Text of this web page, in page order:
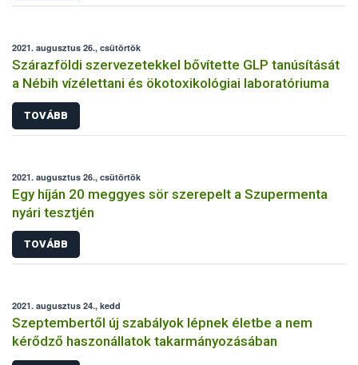
2021. augusztus 26., csütörtök
Szárazföldi szervezetekkel bővítette GLP tanúsítását
a Nébih vízélettani és ökotoxikológiai laboratóriuma
TOVÁBB
2021. augusztus 26., csütörtök
Egy híján 20 meggyes sör szerepelt a Szupermenta
nyári tesztjén
TOVÁBB
2021. augusztus 24., kedd
Szeptembertől új szabályok lépnek életbe a nem
kérődző haszonállatok takarmányozásában